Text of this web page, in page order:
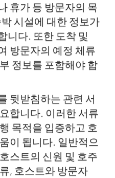
휴가 등 방문자의 목
시설에 대한 정보가
니다. 또한 도착 및
방문자의 예정 체류
정보를 포함해야 합
뒷받침하는 관련 서
합니다. 이러한 서류
목적을 입증하고 호
이 됩니다. 일반적으
스트의 신원 및 호주
, 호스트와 방문자